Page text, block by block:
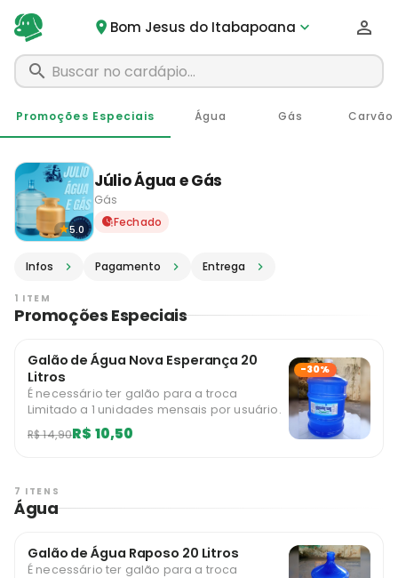
Bom Jesus do Itabapoana
5.0
Júlio Água e Gás
Gás
Delivery em Bom Jesus
Fechado
Infos Pagamento Entrega
Promoções Especiais Água Gás Carvão
1 ITEM
Promoções Especiais
Galão de Água Nova Esperança 20
Litros
É necessário ter galão para a troca
Limitado a 1 unidades mensais por usuário.
R$ 14,90R$ 10,50
-30%
7 ITENS
Água
Galão de Água Raposo 20 Litros
É necessário ter galão para a troca